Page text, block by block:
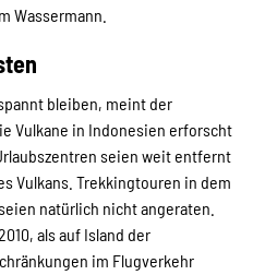
Wassermann.
bleiben, meint der
Vulkane in Indonesien erforscht
seien weit entfernt
Vulkans. Trekkingtouren in dem
natürlich nicht angeraten.
als auf Island der
im Flugverkehr